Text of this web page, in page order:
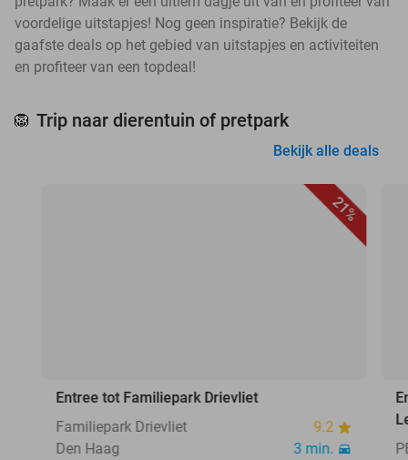
voordelige uitstapjes! Nog geen inspiratie? Bekijk de
gaafste deals op het gebied van uitstapjes en activiteiten
en profiteer van een topdeal!
🦁 Trip naar dierentuin of pretpark
Bekijk alle deals
21%
Entree tot Familiepark Drievliet
Familiepark Drievliet
9.2
Den Haag
3 min.